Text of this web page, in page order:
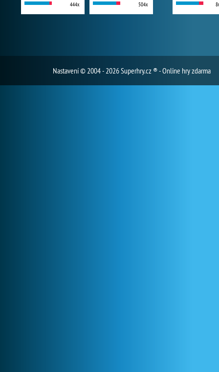
444x 504x
Nastavení© 2004 - 2026 Superhry.cz ® - Online hry zdarma